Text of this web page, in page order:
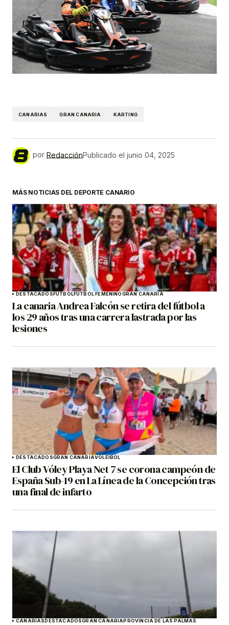
CANARIAS GRAN CANARIA KARTING
por RedacciónPublicado el junio 04, 2025
MÁS NOTICIAS DEL DEPORTE CANARIO
DESTACADOSFÚTBOLFÚTBOL FEMENINOGRAN CANARIA
La canaria Andrea Falcón se retira del fútbol a
los 29 años tras una carrera lastrada por las
lesiones
DESTACADOSGRAN CANARIAVOLEIBOL
El Club Vóley Playa Net 7 se corona campeón de
España Sub-19 en La Línea de la Concepción tras
una final de infarto
CANARIASDESTACADOSGRAN CANARIAPROVINCIA DE LAS PALMAS